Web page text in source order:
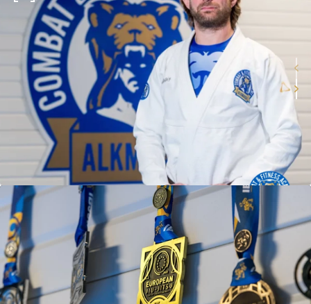
BJJ
Lesrooster
Gratis proeflessen
BJJ voor volwassenen (vanaf
16 jaar)
Junior Combat System (8-14
jaar)